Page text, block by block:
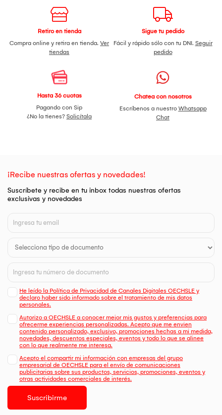
Retiro en tienda
Compra online y retira en tienda. Ver
tiendas
Sigue tu pedido
Fácil y rápido sólo con tu DNI. Seguir
pedido
Hasta 36 cuotas
Pagando con Sip
¿No la tienes? Solicítala
Chatea con nosotros
Escríbenos a nuestro Whatsapp
Chat
¡Recibe nuestras ofertas y novedades!
Suscríbete y recibe en tu inbox todas nuestras ofertas
exclusivas y novedades
He leído la Política de Privacidad de Canales Digitales OECHSLE y
declaro haber sido informado sobre el tratamiento de mis datos
personales.
Autorizo a OECHSLE a conocer mejor mis gustos y preferencias para
ofrecerme experiencias personalizadas. Acepto que me envien
contenido personalizado, exclusivo, promociones hechas a mi medida,
novedades, descuentos especiales, eventos y todo lo que se alinee
con lo que realmente me interesa.
Acepto el compartir mi información con empresas del grupo
empresarial de OECHSLE para el envío de comunicaciones
publicitarias sobre sus productos, servicios, promociones, eventos y
otras actividades comerciales de interés.
Suscribirme